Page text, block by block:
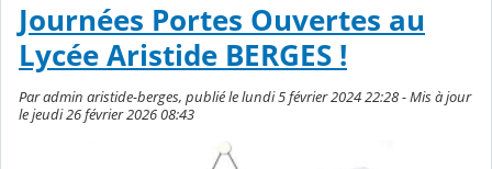
Journées Portes Ouvertes au
Lycée Aristide BERGES !
Par admin aristide-berges, publié le lundi 5 février 2024 22:28 - Mis à jour
le jeudi 26 février 2026 08:43